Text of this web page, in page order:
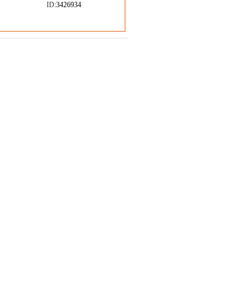
ID:3426934